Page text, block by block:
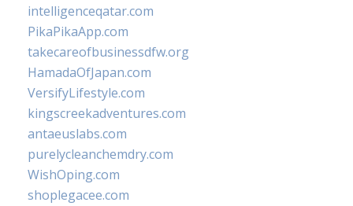
intelligenceqatar.com
PikaPikaApp.com
takecareofbusinessdfw.org
HamadaOfJapan.com
VersifyLifestyle.com
kingscreekadventures.com
antaeuslabs.com
purelycleanchemdry.com
WishOping.com
shoplegacee.com